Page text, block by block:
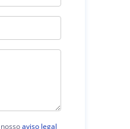
nossoaviso legal